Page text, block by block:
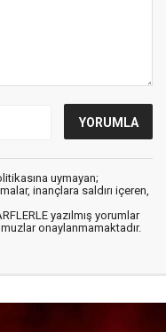
uymayan;
inançlara saldırı içeren,
yazılmış yorumlar
onaylanmamaktadır.